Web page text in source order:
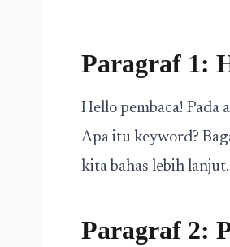
Paragraf 1:
Hello pembaca! Pada
Apa itu keyword?
kita bahas lebih lanjut.
Paragraf 2: